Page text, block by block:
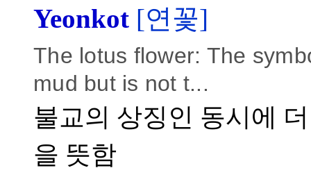
Yeonkot [연꽃]
The lotus flower: The
mud but is not t...
불교의 상징인 동시에
을 뜻함